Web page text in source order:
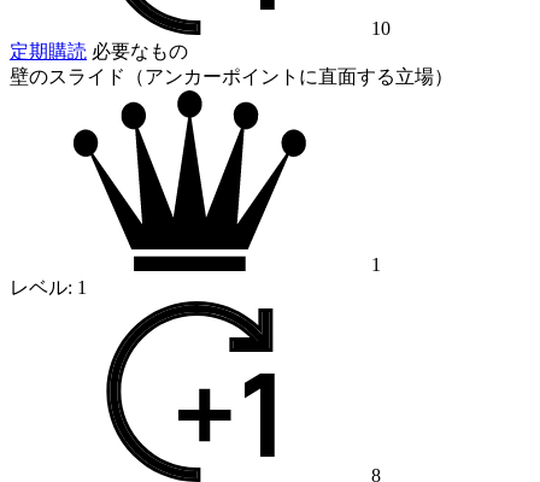
10
定期購読 必要なもの
壁のスライド（アンカーポイントに直面する立場）
1
レベル: 1
8